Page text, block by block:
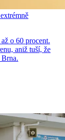
o 60 procent.
aniž tuší, že